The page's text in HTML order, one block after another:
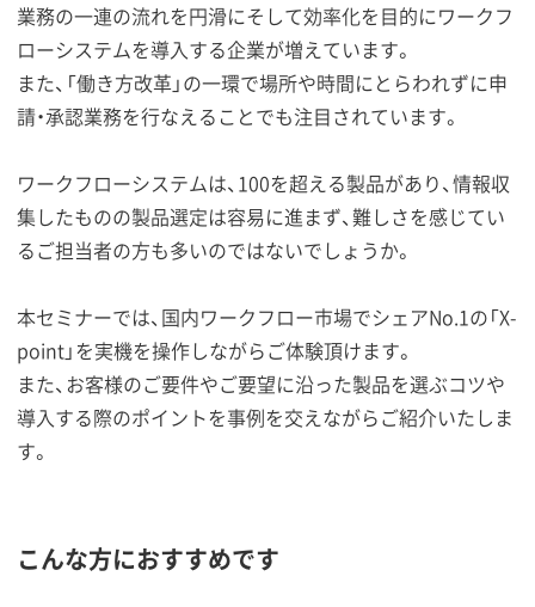
業務の一連の流れを円滑にそして効率化を目的にワークフ
ローシステムを導入する企業が増えています。
また、「働き方改革」の一環で場所や時間にとらわれずに申
請・承認業務を行なえることでも注目されています。
ワークフローシステムは、100を超える製品があり、情報収
集したものの製品選定は容易に進まず、難しさを感じてい
るご担当者の方も多いのではないでしょうか。
本セミナーでは、国内ワークフロー市場でシェアNo.1の「X-
point」を実機を操作しながらご体験頂けます。
また、お客様のご要件やご要望に沿った製品を選ぶコツや
導入する際のポイントを事例を交えながらご紹介いたしま
す。
こんな方におすすめです